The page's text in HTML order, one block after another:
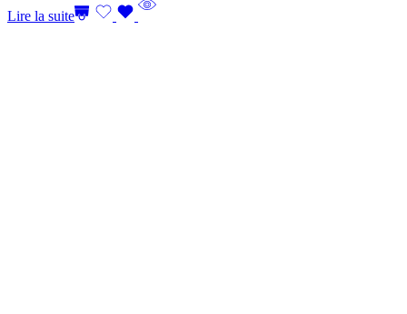
Lire la suite